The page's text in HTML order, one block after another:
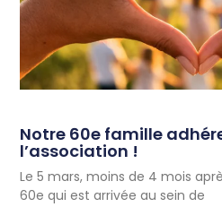
Notre 60e famille
l’association !
Le 5 mars, moins de 4 mois
60e qui est arrivée au sein de